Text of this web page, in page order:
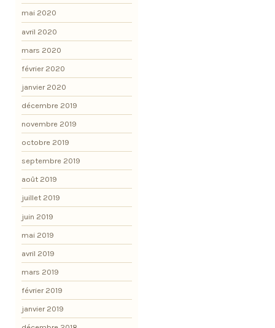
mai 2020
avril 2020
mars 2020
février 2020
janvier 2020
décembre 2019
novembre 2019
octobre 2019
septembre 2019
août 2019
juillet 2019
juin 2019
mai 2019
avril 2019
mars 2019
février 2019
janvier 2019